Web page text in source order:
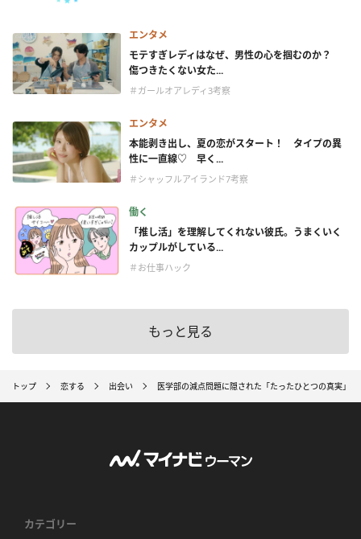
エンタメ
モテすぎレディはなぜ、男性の心を掴むのか？
傷つきたくない女た...
＃ガールオアレディ3考察
エンタメ
本能剥き出し、夏の恋がスタート！ タイプの異
性に一直線♡ 早く...
＃シャッフルアイランド7考察
働く
「推し活」を理解してくれない彼氏。うまくいく
カップルがしている...
＃お仕事ハック
もっと見る
トップ 恋する 出会い 医学部の減点問題に隠された「たったひとつの真実」
カテゴリー